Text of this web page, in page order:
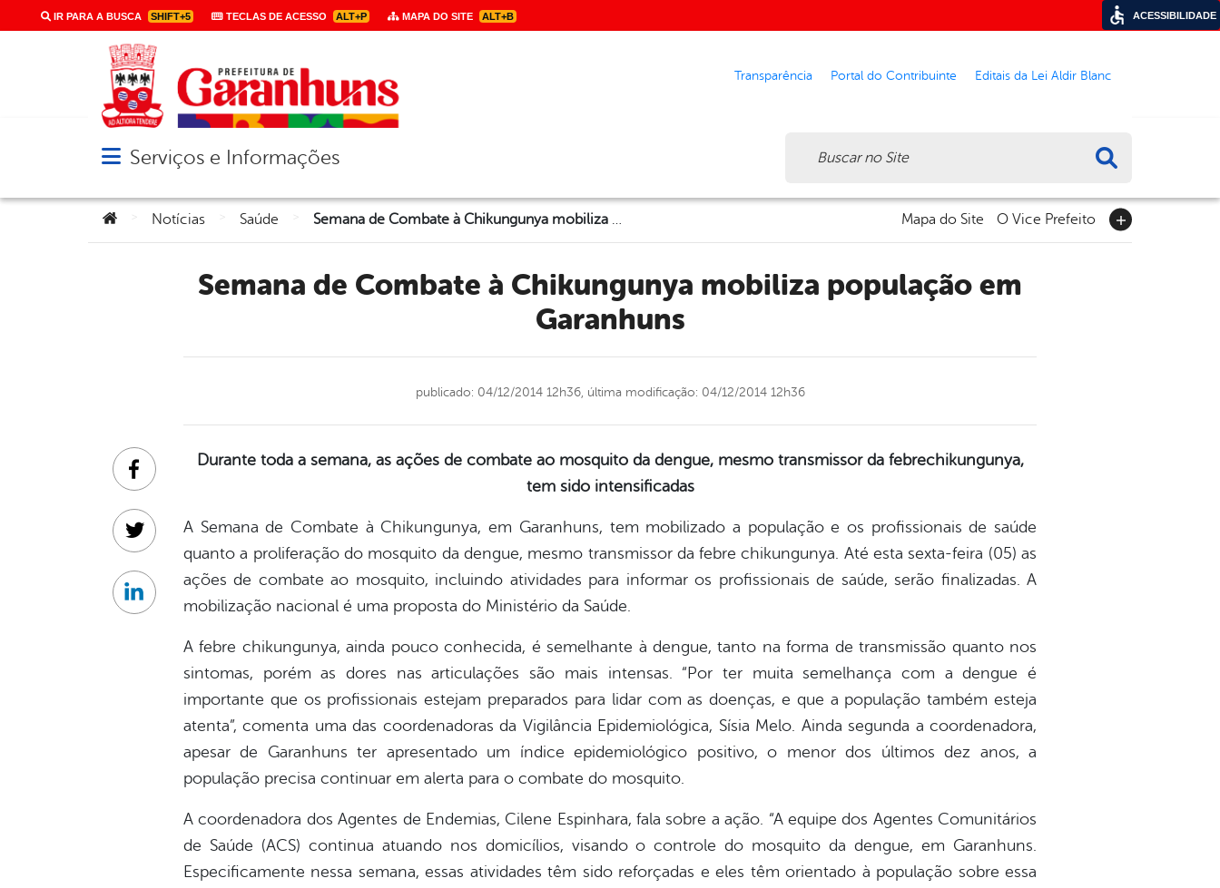
IR PARA A BUSCA SHIFT+5 TECLAS DE ACESSO ALT+P MAPA DO SITE ALT+B
Transparência Portal do Contribuinte Editais da Lei Aldir Blanc
Abrir menu principal de navegação
Serviços e Informações
Você está aqui:
Notícias Saúde Semana de Combate à Chikungunya mobiliza população em Garanhuns Mapa do Site O Vice Prefeito
Semana de Combate à Chikungunya mobiliza população em
Garanhuns
publicado: 04/12/2014 12h36, última modificação: 04/12/2014 12h36
Durante toda a semana, as ações de combate ao mosquito da dengue, mesmo transmissor da febrechikungunya,
tem sido intensificadas
A Semana de Combate à Chikungunya, em Garanhuns, tem mobilizado a população e os profissionais de saúde
quanto a proliferação do mosquito da dengue, mesmo transmissor da febre chikungunya. Até esta sexta-feira (05) as
ações de combate ao mosquito, incluindo atividades para informar os profissionais de saúde, serão finalizadas. A
mobilização nacional é uma proposta do Ministério da Saúde.
A febre chikungunya, ainda pouco conhecida, é semelhante à dengue, tanto na forma de transmissão quanto nos
sintomas, porém as dores nas articulações são mais intensas. “Por ter muita semelhança com a dengue é
importante que os profissionais estejam preparados para lidar com as doenças, e que a população também esteja
atenta”, comenta uma das coordenadoras da Vigilância Epidemiológica, Sísia Melo. Ainda segunda a coordenadora,
apesar de Garanhuns ter apresentado um índice epidemiológico positivo, o menor dos últimos dez anos, a
população precisa continuar em alerta para o combate do mosquito.
A coordenadora dos Agentes de Endemias, Cilene Espinhara, fala sobre a ação. “A equipe dos Agentes Comunitários
de Saúde (ACS) continua atuando nos domicílios, visando o controle do mosquito da dengue, em Garanhuns.
Especificamente nessa semana, essas atividades têm sido reforçadas e eles têm orientado à população sobre essa
Facebook
Twitter
Linkedin
ACESSIBILIDADE